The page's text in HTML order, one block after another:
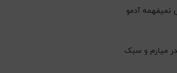
آدمو
میارم و سبک